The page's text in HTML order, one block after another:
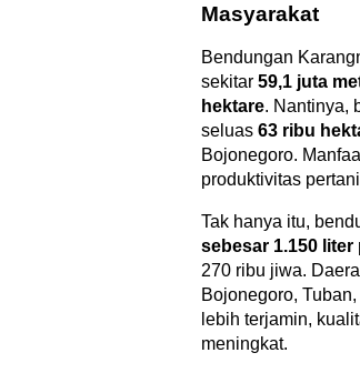
Masyarakat
Bendungan
sekitar 59,1 juta
hektare. Nantinya,
seluas 63 ribu
Bojonegoro.
produktivitas
Tak hanya itu,
sebesar 1.150 liter
270 ribu jiwa.
Bojonegoro,
lebih terjamin,
meningkat.